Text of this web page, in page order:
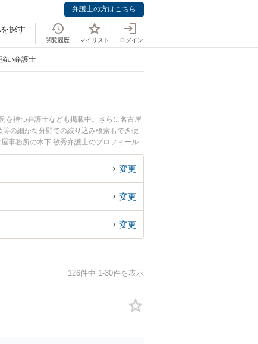
弁護士の方はこちら
探す
閲覧履歴 マイリスト ログイン
い弁護士
を持つ弁護士なども掲載中。さらに名古屋
の細かな分野での絞り込み検索もでき便
事務所の木下 敏秀弁護士のプロフィール
弁護士に相談したい』『50〜100万円未満
知県内の弁護士に相談予約したい』などで
変更
変更
変更
126件中 1-30件を表示